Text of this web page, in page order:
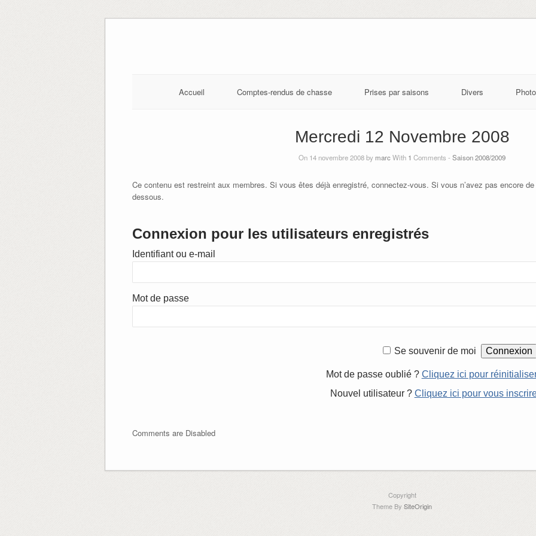
Accueil Comptes-rendus de chasse Prises par saisons Divers
Mercredi 12 Novembre 2008
On 14 novembre 2008 by marcWith 1 Comments - Saison 2008/2009
Ce contenu est restreint aux membres. Si vous êtes déjà enregistré, connectez-vous. Si vous n’avez pas encore
dessous.
Connexion pour les utilisateurs enregistrés
Identifiant ou e-mail
Mot de passe
Se souvenir de moi
Mot de passe oublié ? Cliquez ici pour
Nouvel utilisateur ? Cliquez ici pour vous
Comments are Disabled
Copyright
Theme By SiteOrigin